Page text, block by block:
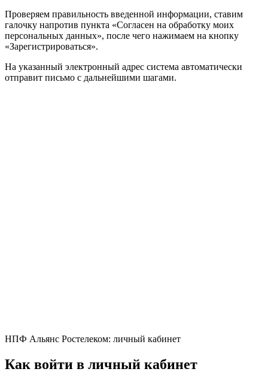
Проверяем правильность введенной информации, ставим
галочку напротив пункта «Согласен на обработку моих
персональных данных», после чего нажимаем на кнопку
«Зарегистрироваться».
На указанный электронный адрес система автоматически
отправит письмо с дальнейшими шагами.
НПФ Альянс Ростелеком: личный кабинет
Как войти в личный кабинет